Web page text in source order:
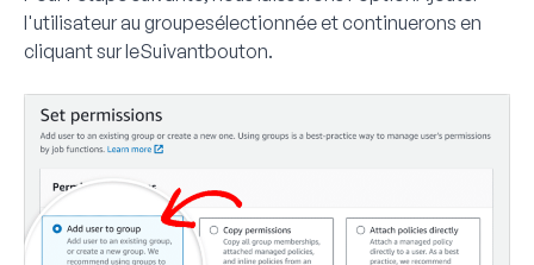
l'utilisateur au groupesélectionnée et continuerons en
cliquant sur leSuivantbouton.